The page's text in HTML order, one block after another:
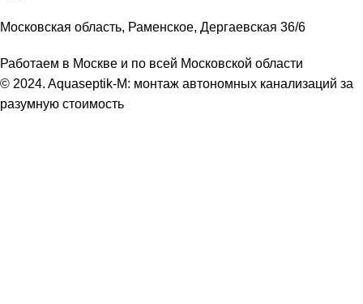
Московская область, Раменское, Дергаевская 36/6
Работаем в Москве и по всей Московской области
© 2024. Aquaseptik-M: монтаж автономных канализаций за
разумную стоимость